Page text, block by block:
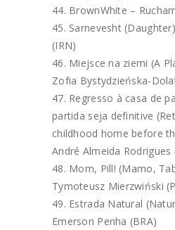
BrownWhite –
Sarnevesht
(IRN)
Miejsce na ziemi (A
Zofia Bystydzieńska-
Regresso à casa de
partida seja definitive
childhood home before
André Almeida Rodrigues
Mom, Pill! (Mamo,
Tymoteusz Mierzwiński
Estrada Natural
Emerson Penha (BRA)